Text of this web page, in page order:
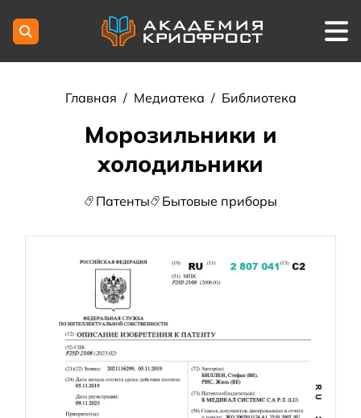
Главная / Медиатека / Библиотека
Морозильники и
холодильники
Патенты Бытовые приборы